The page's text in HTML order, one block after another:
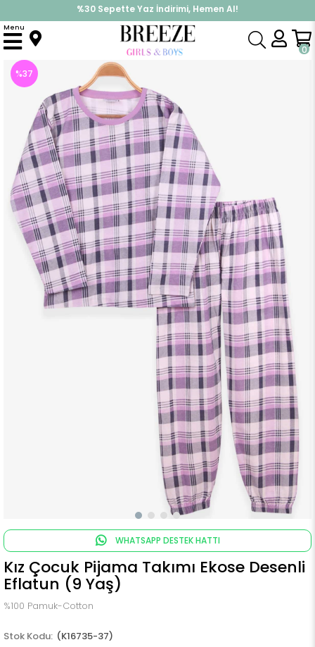
%30 Sepette Yaz İndirimi, Hemen Al!
İndirimlere ek %10 İndirimi Kap, Hemen Üye Ol!
0
Menu
Anasayfa Pijama & İç Giyim KIZ Pijama Takımları Kız Çocuk Pijama Takımı Ekose Desenli Eflatun (9 Yaş)
%37
WHATSAPP DESTEK HATTI
Kız Çocuk Pijama Takımı Ekose Desenli
Eflatun (9 Yaş)
%100 Pamuk-Cotton
(K16735-37)